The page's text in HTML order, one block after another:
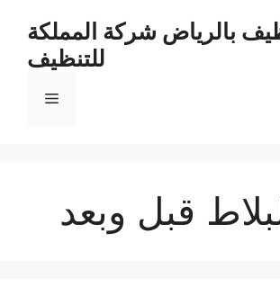
بالرياض شركة المملكة
للتنظيف
القائمة
قبل وبعد